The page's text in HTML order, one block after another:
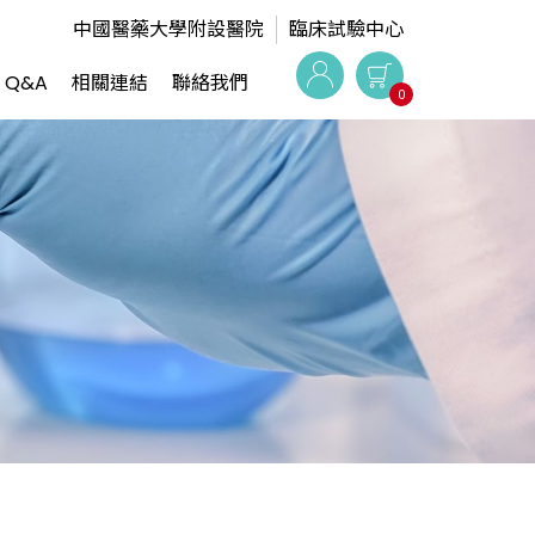
Q&A 相關連結 聯絡我們 0
中國醫藥大學附設醫院 臨床試驗中心